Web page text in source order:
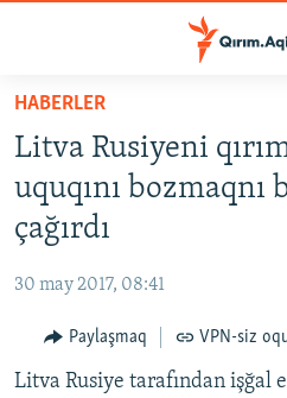
Esas
qaytmaq
Baş
navigatsiyağa
qaytmaq
Qıdıruvğa
qaytmaq
İQTİSADİYAT
MEDENİYET
İNSAN AQLARI
VİDEO
HABERLER
Litva Rusiyeni
uquqını
çağırdı
30 may 2017, 08:41
Paylaşmaq VPN-siz
Litva Rusiye tarafından işğal